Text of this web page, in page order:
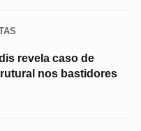
revela caso de
nos bastidores